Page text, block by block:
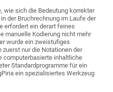
wie sich die Bedeutung korrekter
der Bruchrechnung im Laufe der
erfordert ein derart feines
manuelle Kodierung nicht mehr
wurde ein zweistufiges
nur die Notationen der
computerbasierte inhaltliche
Standardprogramme für ein
ein spezialisiertes Werkzeug